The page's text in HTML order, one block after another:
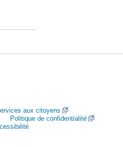
aux citoyens
Politique de confidentialité